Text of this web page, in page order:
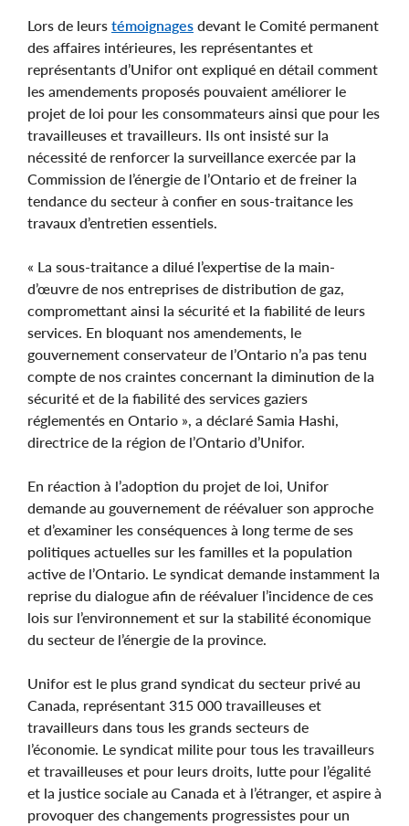
Lors de leurs témoignages devant le Comité permanent
des affaires intérieures, les représentantes et
représentants d’Unifor ont expliqué en détail comment
les amendements proposés pouvaient améliorer le
projet de loi pour les consommateurs ainsi que pour les
travailleuses et travailleurs. Ils ont insisté sur la
nécessité de renforcer la surveillance exercée par la
Commission de l’énergie de l’Ontario et de freiner la
tendance du secteur à confier en sous-traitance les
travaux d’entretien essentiels.
« La sous-traitance a dilué l’expertise de la main-
d’œuvre de nos entreprises de distribution de gaz,
compromettant ainsi la sécurité et la fiabilité de leurs
services. En bloquant nos amendements, le
gouvernement conservateur de l’Ontario n’a pas tenu
compte de nos craintes concernant la diminution de la
sécurité et de la fiabilité des services gaziers
réglementés en Ontario », a déclaré Samia Hashi,
directrice de la région de l’Ontario d’Unifor.
En réaction à l’adoption du projet de loi, Unifor
demande au gouvernement de réévaluer son approche
et d’examiner les conséquences à long terme de ses
politiques actuelles sur les familles et la population
active de l’Ontario. Le syndicat demande instamment la
reprise du dialogue afin de réévaluer l’incidence de ces
lois sur l’environnement et sur la stabilité économique
du secteur de l’énergie de la province.
Unifor est le plus grand syndicat du secteur privé au
Canada, représentant 315 000 travailleuses et
travailleurs dans tous les grands secteurs de
l’économie. Le syndicat milite pour tous les travailleurs
et travailleuses et pour leurs droits, lutte pour l’égalité
et la justice sociale au Canada et à l’étranger, et aspire à
provoquer des changements progressistes pour un